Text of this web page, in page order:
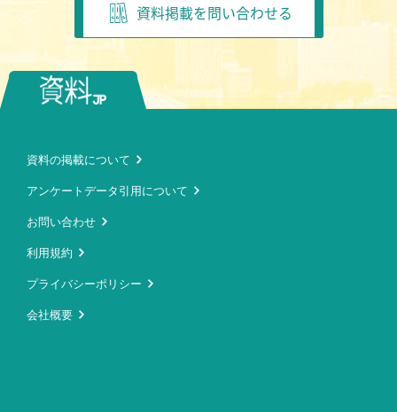
資料掲載を問い合わせる
資料の掲載について
アンケートデータ引用について
お問い合わせ
利用規約
プライバシーポリシー
会社概要